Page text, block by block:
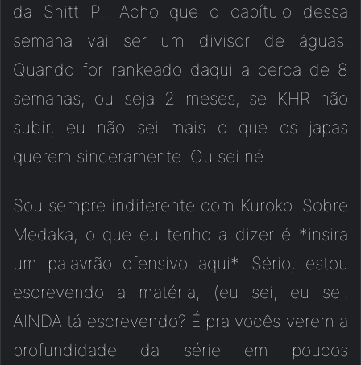
da Shitt P.. Acho que o capítulo dessa
semana vai ser um divisor de águas.
Quando for rankeado daqui a cerca de 8
semanas, ou seja 2 meses, se KHR não
subir, eu não sei mais o que os japas
querem sinceramente. Ou sei né…
Sou sempre indiferente com Kuroko. Sobre
Medaka, o que eu tenho a dizer é *insira
um palavrão ofensivo aqui*. Sério, estou
escrevendo a matéria, (eu sei, eu sei,
AINDA tá escrevendo? É pra vocês verem a
profundidade da série em poucos